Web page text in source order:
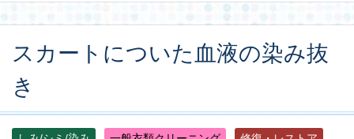
スカートについた血液の染み抜
き